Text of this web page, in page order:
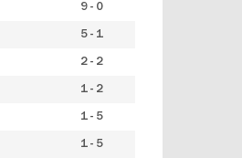
9 - 0
5 - 1
2 - 2
1 - 2
1 - 5
1 - 5